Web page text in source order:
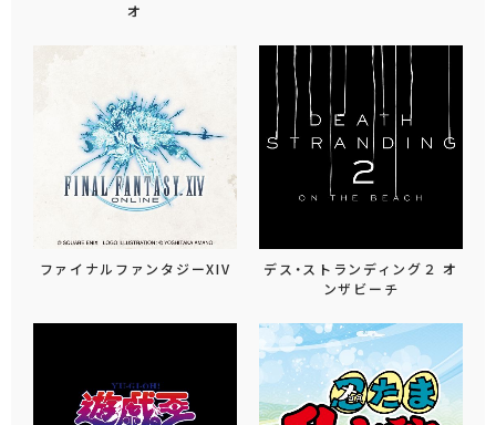
オ
ファイナルファンタジーXIV
デス・ストランディング２ オ
ンザビーチ